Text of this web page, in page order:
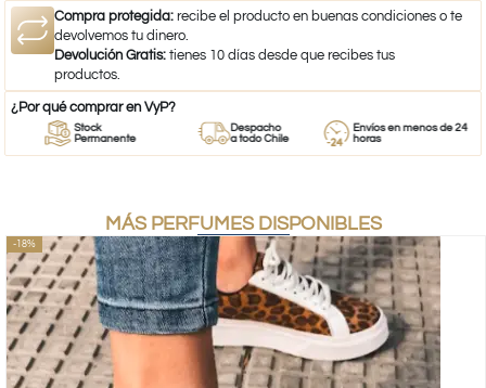
Compra protegida: recibe el producto en buenas condiciones o te
devolvemos tu dinero.
Devolución Gratis: tienes 10 días desde que recibes tus
productos.
¿Por qué comprar en VyP?
Stock
Permanente
Despacho
a todo Chile
Envíos en menos de 24
horas
MÁS PERFUMES DISPONIBLES
-18%